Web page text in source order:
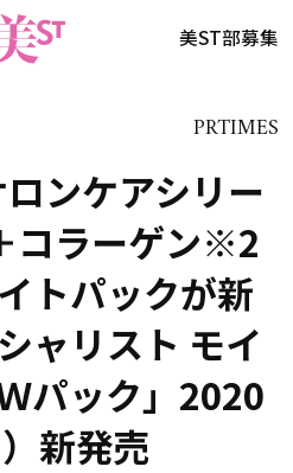
美ST部募集
PRTIMES
ンケアシリー
コラーゲン※2
トパックが新
ャリスト モイ
パック」2020
新発売